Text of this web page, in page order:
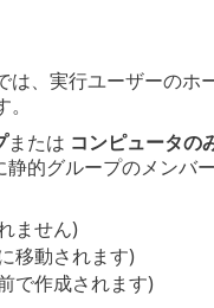
は、実行ユーザーの
または コンピュータの
的グループのメンバ
ません)
移動されます)
で作成されます)